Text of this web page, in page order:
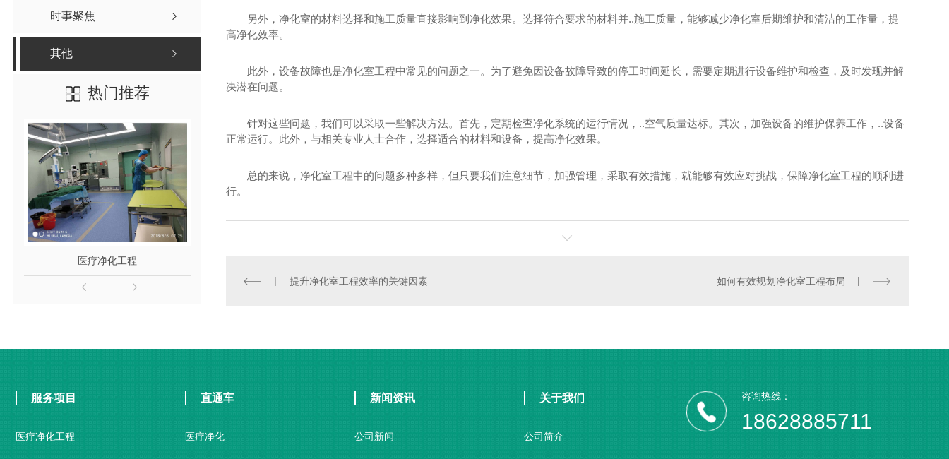
时事聚焦
其他
热门推荐
医疗净化工程
另外，净化室的材料选择和施工质量直接影响到净化效果。选择符合要求的材料并..施工质量，能够减少净化室后期维护和清洁的工作量，提
高净化效率。
此外，设备故障也是净化室工程中常见的问题之一。为了避免因设备故障导致的停工时间延长，需要定期进行设备维护和检查，及时发现并解
决潜在问题。
针对这些问题，我们可以采取一些解决方法。首先，定期检查净化系统的运行情况，..空气质量达标。其次，加强设备的维护保养工作，..设备
正常运行。此外，与相关专业人士合作，选择适合的材料和设备，提高净化效果。
总的来说，净化室工程中的问题多种多样，但只要我们注意细节，加强管理，采取有效措施，就能够有效应对挑战，保障净化室工程的顺利进
行。
提升净化室工程效率的关键因素 如何有效规划净化室工程布局
服务项目
医疗净化工程
直通车
医疗净化
新闻资讯
公司新闻
关于我们
公司简介
咨询热线：
18628885711